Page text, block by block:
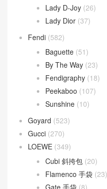
30 Montaigne(9)
Dior Bobby(4)
Dior Book Tote
Dior Caro (15)
Dior Groove
(1)
Dior Saddle
(1)
DIOR TOUJOURS
Lady D-Joy(26)
Fendi (582)
Baguette
By The Way (23)
Fendigraphy (18)
Peekaboo (107)